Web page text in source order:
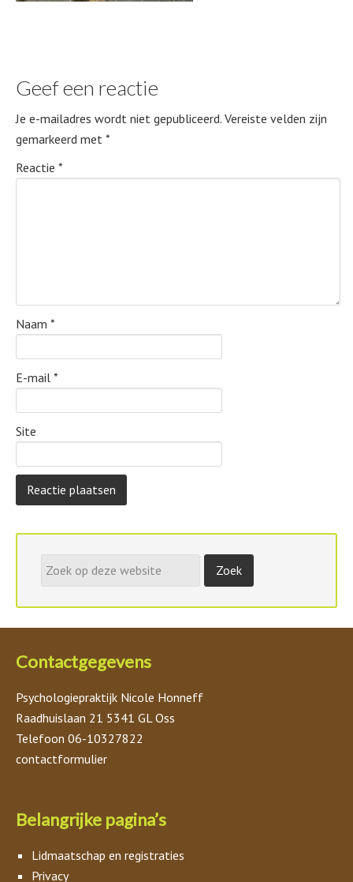
Geef een reactie
Je e-mailadres wordt niet gepubliceerd. Vereiste velden zijn
gemarkeerd met *
Reactie *
Naam *
E-mail *
Site
Contactgegevens
Psychologiepraktijk Nicole Honneff
Raadhuislaan 21 5341 GL Oss
Telefoon 06-10327822
contactformulier
Belangrijke pagina’s
Lidmaatschap en registraties
Privacy